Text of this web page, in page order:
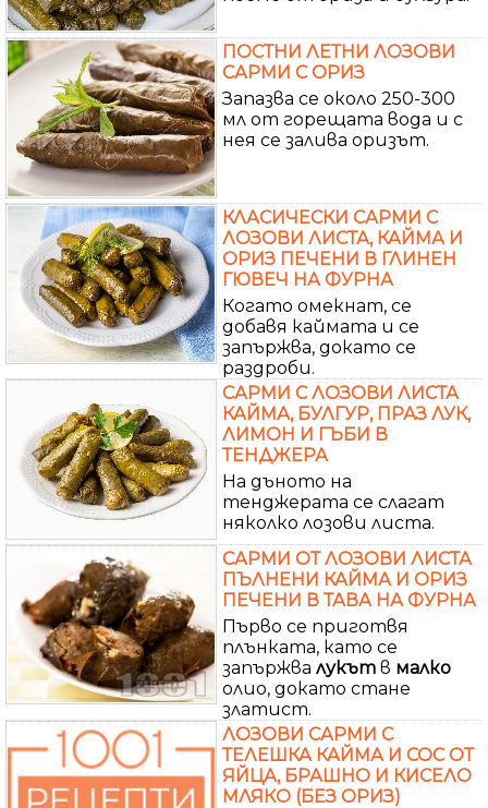
ПОСТНИ ЛЕТНИ ЛОЗОВИ
САРМИ С ОРИЗ
Запазва се около 250-300
мл от горещата вода и с
нея се залива оризът.
КЛАСИЧЕСКИ САРМИ С
ЛОЗОВИ ЛИСТА, КАЙМА И
ОРИЗ ПЕЧЕНИ В ГЛИНЕН
ГЮВЕЧ НА ФУРНА
Когато омекнат, се
добавя каймата и се
запържва, докато се
раздроби.
САРМИ С ЛОЗОВИ ЛИСТА
КАЙМА, БУЛГУР, ПРАЗ ЛУК,
ЛИМОН И ГЪБИ В
ТЕНДЖЕРА
На дъното на
тенджерата се слагат
няколко лозови листа.
САРМИ ОТ ЛОЗОВИ ЛИСТА
ПЪЛНЕНИ КАЙМА И ОРИЗ
ПЕЧЕНИ В ТАВА НА ФУРНА
Първо се приготвя
плънката, като се
запържва лукът в малко
олио, докато стане
златист.
ЛОЗОВИ САРМИ С
ТЕЛЕШКА КАЙМА И СОС ОТ
ЯЙЦА, БРАШНО И КИСЕЛО
МЛЯКО (БЕЗ ОРИЗ)